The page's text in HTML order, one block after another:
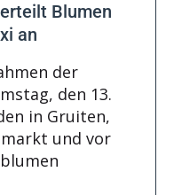
Blumen
an
der
den 13.
in Gruiten,
und vor